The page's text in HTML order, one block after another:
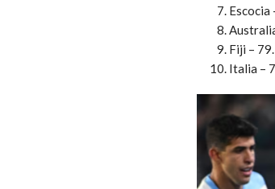
Escocia
Fiji –
Italia –